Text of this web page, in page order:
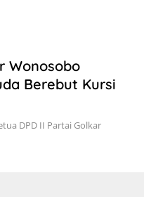
Wonosobo
Berebut Kursi
DPD II Partai Golkar